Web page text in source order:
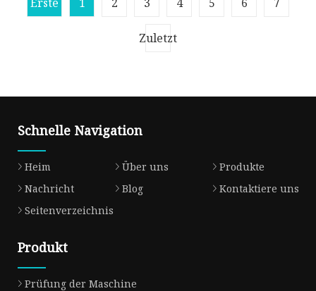
Zuletzt
Schnelle Navigation
Heim Über uns
Produkte
Nachricht
Blog
Kontaktiere uns
Seitenverzeichnis
Produkt
Prüfung der Maschine